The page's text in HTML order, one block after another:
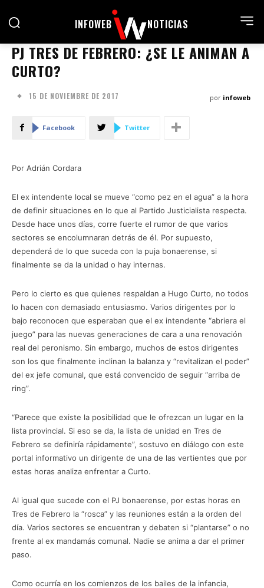
INFOWEB NOTICIAS
PJ TRES DE FEBRERO: ¿SE LE ANIMAN A
CURTO?
15 DE NOVIEMBRE DE 2017 por infoweb
Facebook Twitter
Por Adrián Cordara
El ex intendente local se mueve “como pez en el agua” a la hora
de definir situaciones en lo que al Partido Justicialista respecta.
Desde hace unos días, corre fuerte el rumor de que varios
sectores se encolumnaran detrás de él. Por supuesto,
dependerá de lo que suceda con la puja bonaerense, si
finalmente se da la unidad o hay internas.
Pero lo cierto es que quienes respaldan a Hugo Curto, no todos
lo hacen con demasiado entusiasmo. Varios dirigentes por lo
bajo reconocen que esperaban que el ex intendente “abriera el
juego” para las nuevas generaciones de cara a una renovación
real del peronismo. Sin embargo, muchos de estos dirigentes
son los que finalmente inclinan la balanza y “revitalizan el poder”
del ex jefe comunal, que está convencido de seguir “arriba de
ring”.
“Parece que existe la posibilidad que le ofrezcan un lugar en la
lista provincial. Si eso se da, la lista de unidad en Tres de
Febrero se definiría rápidamente”, sostuvo en diálogo con este
portal informativo un dirigente de una de las vertientes que por
estas horas analiza enfrentar a Curto.
Al igual que sucede con el PJ bonaerense, por estas horas en
Tres de Febrero la “rosca” y las reuniones están a la orden del
día. Varios sectores se encuentran y debaten si “plantarse” o no
frente al ex mandamás comunal. Nadie se anima a dar el primer
paso.
Como ocurría en los comienzos de los bailes de la infancia,